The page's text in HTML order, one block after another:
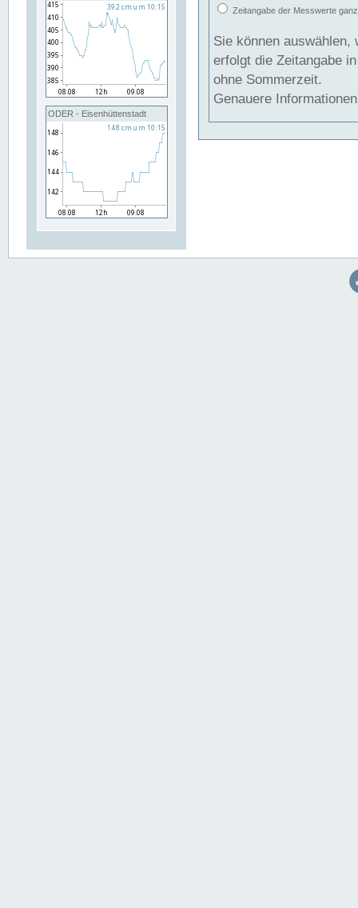
ODER - Eisenhüttenstadt
Zeitangabe der Messwerte
Sie können auswählen,
erfolgt die Zeitangabe
ohne Sommerzeit.
Genauere